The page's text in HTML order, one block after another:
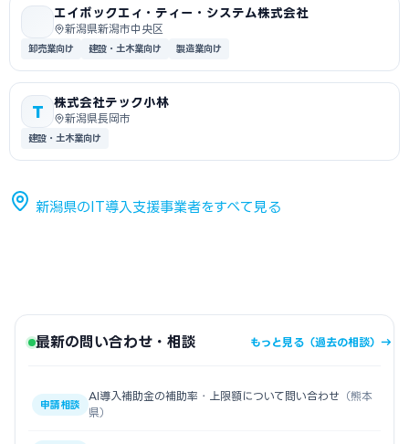
エイボックエィ・ティー・システム株式会社
新潟県新潟市中央区
卸売業向け 建設・土木業向け 製造業向け
T
株式会社テック小林
新潟県長岡市
建設・土木業向け
新潟県のIT導入支援事業者をすべて見る
最新の問い合わせ・相談 もっと見る（過去の相談）→
申請相談
AI導入補助金の補助率・上限額について問い合わせ （熊本
県）